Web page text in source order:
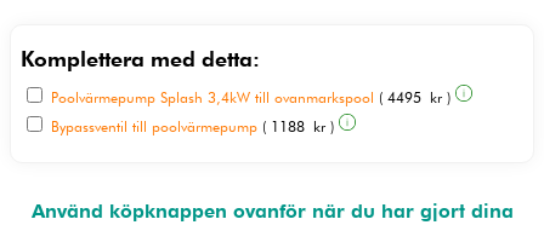
Komplettera med detta:
Poolvärmepump Splash 3,4kW till ovanmarkspool ( 4495 kr )
Bypassventil till poolvärmepump ( 1188 kr )
Använd köpknappen ovanför när du har gjort dina